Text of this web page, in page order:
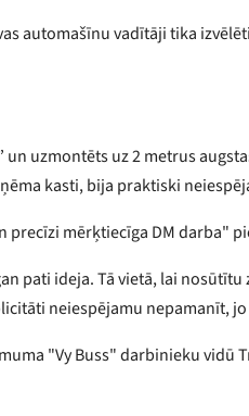
automašīnu vadītāji tika
uzmontēts uz 2 metrus
kasti, bija praktiski
precīzi mērķtiecīga DM darba"
pati ideja. Tā vietā, lai
neiespējamu nepamanīt,
"Vy Buss" darbinieku